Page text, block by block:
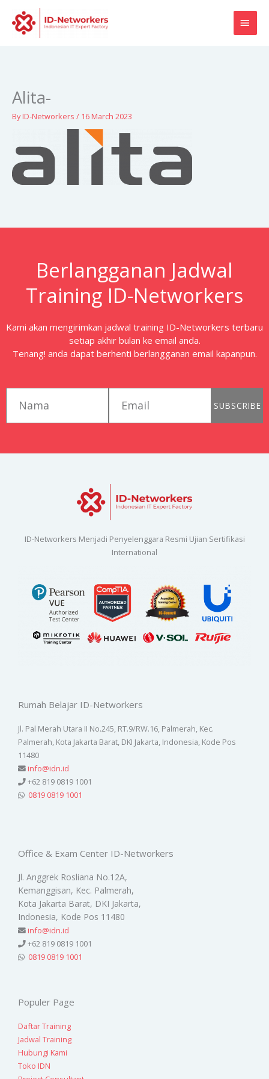
content
Alita-
ByID-Networkers / 16 March 2023
Berlangganan Jadwal
Training ID-Networkers
Kami akan mengirimkan jadwal training ID-Networkers terbaru
setiap akhir bulan ke email anda.
Tenang! anda dapat berhenti berlangganan email kapanpun.
SUBSCRIBE
ID-Networkers Menjadi Penyelenggara Resmi Ujian Sertifikasi
International
Rumah Belajar ID-Networkers
Jl. Pal Merah Utara II No.245, RT.9/RW.16, Palmerah, Kec.
Palmerah, Kota Jakarta Barat, DKI Jakarta, Indonesia, Kode Pos
11480
info@idn.id
+62 819 0819 1001
0819 0819 1001
Office & Exam Center ID-Networkers
Jl. Anggrek Rosliana No.12A,
Kemanggisan, Kec. Palmerah,
Kota Jakarta Barat, DKI Jakarta,
Indonesia, Kode Pos 11480
info@idn.id
+62 819 0819 1001
0819 0819 1001
Populer Page
Daftar Training
Jadwal Training
Hubungi Kami
Toko IDN